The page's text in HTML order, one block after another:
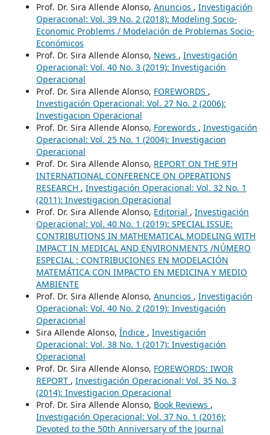
Prof. Dr. Sira Allende Alonso, Anuncios , Investigación
Operacional: Vol. 39 No. 2 (2018): Modeling Socio-
Economic Problems / Modelación de Problemas Socio-
Económicos
Prof. Dr. Sira Allende Alonso, News , Investigación
Operacional: Vol. 40 No. 3 (2019): Investigación
Operacional
Prof. Dr. Sira Allende Alonso, FOREWORDS ,
Investigación Operacional: Vol. 27 No. 2 (2006):
Investigacion Operacional
Prof. Dr. Sira Allende Alonso, Forewords , Investigación
Operacional: Vol. 25 No. 1 (2004): Investigacion
Operacional
Prof. Dr. Sira Allende Alonso, REPORT ON THE 9TH
INTERNATIONAL CONFERENCE ON OPERATIONS
RESEARCH , Investigación Operacional: Vol. 32 No. 1
(2011): Investigacion Operacional
Prof. Dr. Sira Allende Alonso, Editorial , Investigación
Operacional: Vol. 40 No. 1 (2019): SPECIAL ISSUE:
CONTRIBUTIONS IN MATHEMATICAL MODELING WITH
IMPACT IN MEDICAL AND ENVIRONMENTS /NÚMERO
ESPECIAL : CONTRIBUCIONES EN MODELACIÓN
MATEMÁTICA CON IMPACTO EN MEDICINA Y MEDIO
AMBIENTE
Prof. Dr. Sira Allende Alonso, Anuncios , Investigación
Operacional: Vol. 40 No. 2 (2019): Investigación
Operacional
Sira Allende Alonso, Índice , Investigación
Operacional: Vol. 38 No. 1 (2017): Investigación
Operacional
Prof. Dr. Sira Allende Alonso, FOREWORDS: IWOR
REPORT , Investigación Operacional: Vol. 35 No. 3
(2014): Investigacion Operacional
Prof. Dr. Sira Allende Alonso, Book Reviews ,
Investigación Operacional: Vol. 37 No. 1 (2016):
Devoted to the 50th Anniversary of the Journal